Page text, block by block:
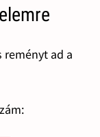
reményt ad a